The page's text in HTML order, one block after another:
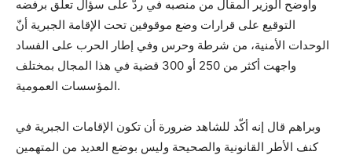
وأوضح الوزير المقال من منصبه في ردّ على سؤال تعلّق برفضه
التوقيع على قرارات وضع موقوفين تحت الإقامة الجبرية أنّ
الوحدات الأمنية، من شرطة وحرس وفي إطار الحرب على الفساد
واجهت أكثر من 250 أو 300 قضية في هذا المجال بمختلف
المؤسسات العمومية.
وبراهم قال إنه أكّد للشاهد ضرورة أن تكون الإقامات الجبرية في
كنف الأطر القانونية والصحيحة وليس بوضع العديد من المتهمين